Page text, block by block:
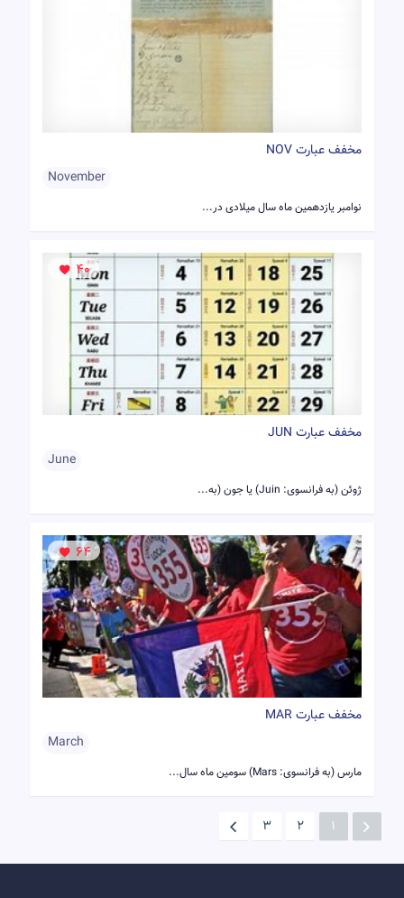
مخفف عبارت NOV
November
نوامبر یازدهمین ماه سال میلادی در...
40
مخفف عبارت JUN
June
ژوئن (به فرانسوی: Juin) یا جون (به...
64
مخفف عبارت MAR
March
مارس (به فرانسوی: Mars) سومین ماه سال...
1
2
3